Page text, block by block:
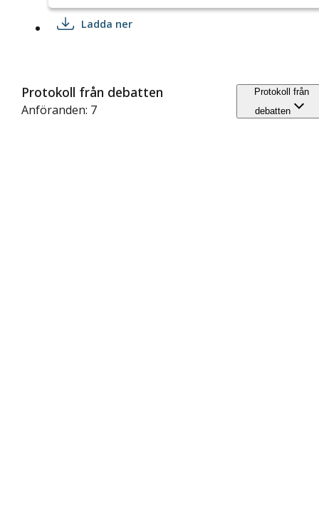
Ladda ner
Protokoll från debatten
Anföranden: 7
Protokoll från
debatten